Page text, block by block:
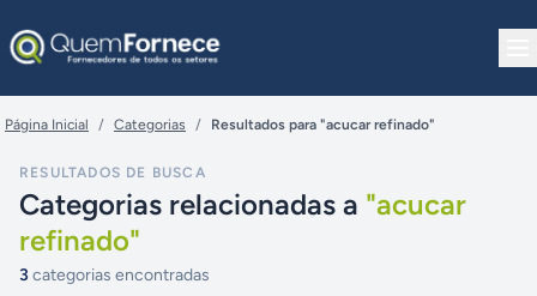
Página Inicial / Categorias / Resultados para "acucar refinado"
RESULTADOS DE BUSCA
Categorias relacionadas a "acucar
refinado"
3 categorias encontradas